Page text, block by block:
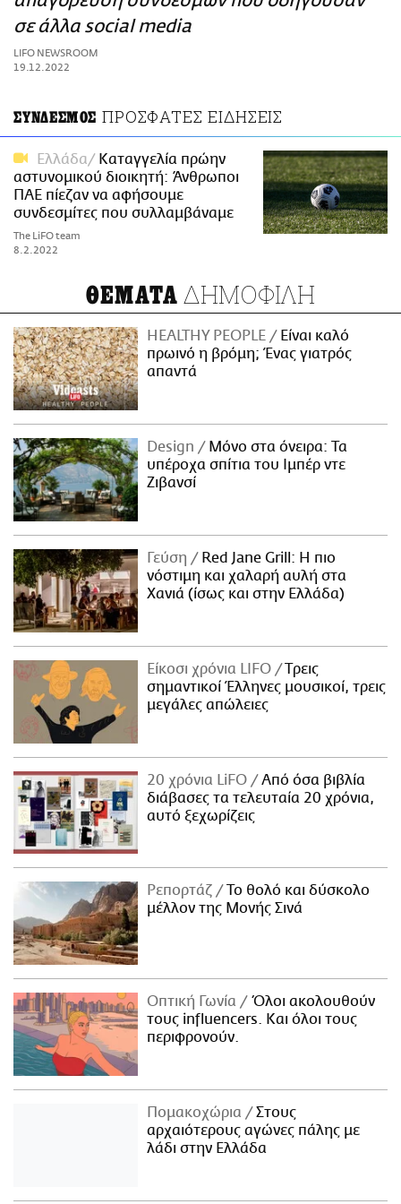
ΑΜΠΑ
PRINT
σε άλλα social media
LIFO NEWSROOM
19.12.2022
ΣΥΝΔΕΣΜΟΣ ΠΡΟΣΦΑΤΕΣ ΕΙΔΗΣΕΙΣ
Ελλάδα
Καταγγελία πρώην
αστυνομικού διοικητή: Άνθρωποι
ΠΑΕ πίεζαν να αφήσουμε
συνδεσμίτες που συλλαμβάναμε
The LiFO team
8.2.2022
ΘΕΜΑΤΑ ΔΗΜΟΦΙΛΗ
HEALTHY PEOPLE
Είναι καλό
πρωινό η βρόμη; Ένας γιατρός
απαντά
Design
Μόνο στα όνειρα: Τα
υπέροχα σπίτια του Ιμπέρ ντε
Ζιβανσί
Γεύση
Red Jane Grill: Η πιο
νόστιμη και χαλαρή αυλή στα
Χανιά (ίσως και στην Ελλάδα)
Είκοσι χρόνια LIFO
Tρεις
σημαντικοί Έλληνες μουσικοί, τρεις
μεγάλες απώλειες
20 χρόνια LiFO
Από όσα βιβλία
διάβασες τα τελευταία 20 χρόνια,
αυτό ξεχωρίζεις
Ρεπορτάζ
Το θολό και δύσκολο
μέλλον της Μονής Σινά
Οπτική Γωνία
Όλοι ακολουθούν
τους influencers. Και όλοι τους
περιφρονούν.
Πομακοχώρια
Στους
αρχαιότερους αγώνες πάλης με
λάδι στην Ελλάδα